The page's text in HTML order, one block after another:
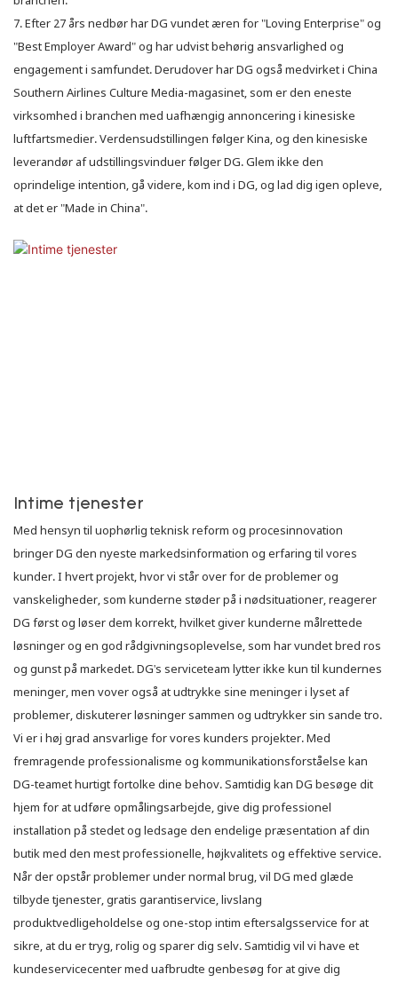
7. Efter 27 års nedbør har DG vundet æren for "Loving Enterprise" og
"Best Employer Award" og har udvist behørig ansvarlighed og
engagement i samfundet. Derudover har DG også medvirket i China
Southern Airlines Culture Media-magasinet, som er den eneste
virksomhed i branchen med uafhængig annoncering i kinesiske
luftfartsmedier. Verdensudstillingen følger Kina, og den kinesiske
leverandør af udstillingsvinduer følger DG. Glem ikke den
oprindelige intention, gå videre, kom ind i DG, og lad dig igen opleve,
at det er "Made in China".
Intime tjenester
Med hensyn til uophørlig teknisk reform og procesinnovation
bringer DG den nyeste markedsinformation og erfaring til vores
kunder. I hvert projekt, hvor vi står over for de problemer og
vanskeligheder, som kunderne støder på i nødsituationer, reagerer
DG først og løser dem korrekt, hvilket giver kunderne målrettede
løsninger og en god rådgivningsoplevelse, som har vundet bred ros
og gunst på markedet. DG's serviceteam lytter ikke kun til kundernes
meninger, men vover også at udtrykke sine meninger i lyset af
problemer, diskuterer løsninger sammen og udtrykker sin sande tro.
Vi er i høj grad ansvarlige for vores kunders projekter. Med
fremragende professionalisme og kommunikationsforståelse kan
DG-teamet hurtigt fortolke dine behov. Samtidig kan DG besøge dit
hjem for at udføre opmålingsarbejde, give dig professionel
installation på stedet og ledsage den endelige præsentation af din
butik med den mest professionelle, højkvalitets og effektive service.
Når der opstår problemer under normal brug, vil DG med glæde
tilbyde tjenester, gratis garantiservice, livslang
produktvedligeholdelse og one-stop intim eftersalgsservice for at
sikre, at du er tryg, rolig og sparer dig selv. Samtidig vil vi have et
kundeservicecenter med uafbrudte genbesøg for at give dig